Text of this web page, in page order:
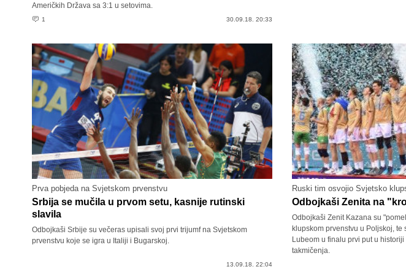
Američkih Država sa 3:1 u setovima.
1 30.09.18. 20:33
Prva pobjeda na Svjetskom prvenstvu
Srbija se mučila u prvom setu, kasnije rutinski
slavila
Odbojkaši Srbije su večeras upisali svoj prvi trijumf na Svjetskom
prvenstvu koje se igra u Italiji i Bugarskoj.
13.09.18. 22:04
Ruski tim osvojio Svjetsko
Odbojkaši Zenita na
Odbojkaši Zenit Kazana su
klupskom prvenstvu u Poljskoj,
Lubeom u finalu prvi put u
takmičenja.